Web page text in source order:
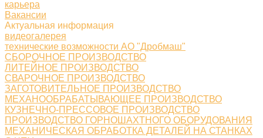
карьера
Вакансии
Актуальная информация
видеогалерея
технические возможности АО "Дробмаш"
СБОРОЧНОЕ ПРОИЗВОДСТВО
ЛИТЕЙНОЕ ПРОИЗВОДСТВО
СВАРОЧНОЕ ПРОИЗВОДСТВО
ЗАГОТОВИТЕЛЬНОЕ ПРОИЗВОДСТВО
МЕХАНООБРАБАТЫВАЮЩЕЕ ПРОИЗВОДСТВО
КУЗНЕЧНО-ПРЕССОВОЕ ПРОИЗВОДСТВО
ПРОИЗВОДСТВО ГОРНОШАХТНОГО ОБОРУДОВАНИЯ
МЕХАНИЧЕСКАЯ ОБРАБОТКА ДЕТАЛЕЙ НА СТАНКАХ